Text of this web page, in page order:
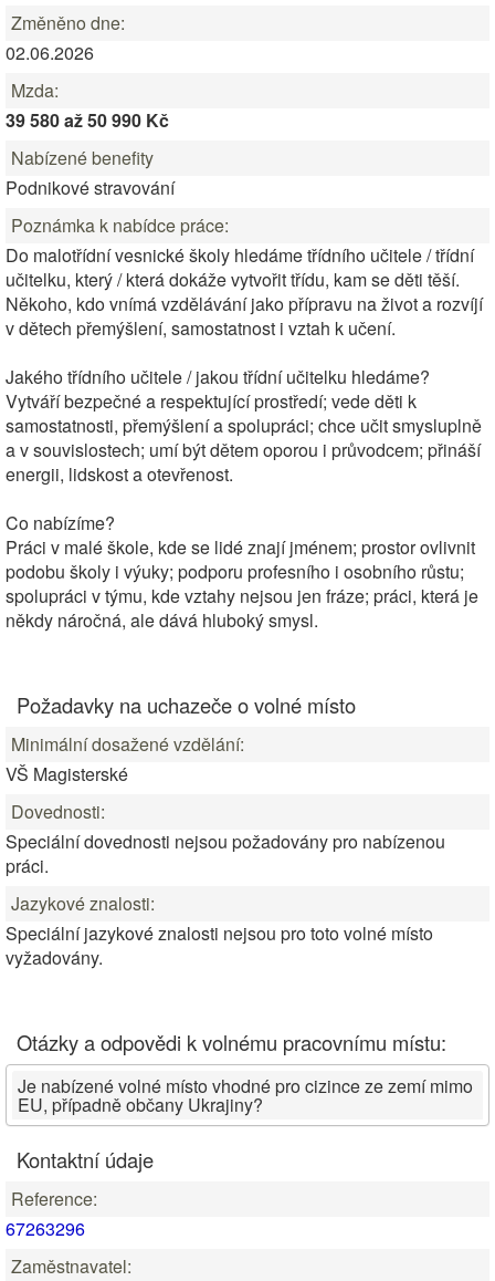
Změněno dne:
02.06.2026
Mzda:
39 580 až 50 990 Kč
Nabízené benefity
Podnikové stravování
Poznámka k nabídce práce:
Do malotřídní vesnické školy hledáme třídního učitele / třídní
učitelku, který / která dokáže vytvořit třídu, kam se děti těší.
Někoho, kdo vnímá vzdělávání jako přípravu na život a rozvíjí
v dětech přemýšlení, samostatnost i vztah k učení.
Jakého třídního učitele / jakou třídní učitelku hledáme?
Vytváří bezpečné a respektující prostředí; vede děti k
samostatnosti, přemýšlení a spolupráci; chce učit smysluplně
a v souvislostech; umí být dětem oporou i průvodcem; přináší
energii, lidskost a otevřenost.
Co nabízíme?
Práci v malé škole, kde se lidé znají jménem; prostor ovlivnit
podobu školy i výuky; podporu profesního i osobního růstu;
spolupráci v týmu, kde vztahy nejsou jen fráze; práci, která je
někdy náročná, ale dává hluboký smysl.
Požadavky na uchazeče o volné místo
Minimální dosažené vzdělání:
VŠ Magisterské
Dovednosti:
Speciální dovednosti nejsou požadovány pro nabízenou
práci.
Jazykové znalosti:
Speciální jazykové znalosti nejsou pro toto volné místo
vyžadovány.
Otázky a odpovědi k volnému pracovnímu místu:
Je nabízené volné místo vhodné pro cizince ze zemí mimo
EU, případně občany Ukrajiny?
Kontaktní údaje
Reference:
67263296
Zaměstnavatel: